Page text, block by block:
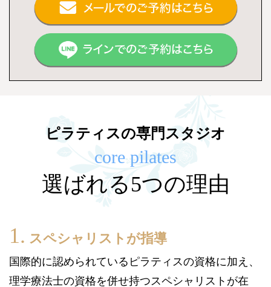
ピラティスの専門スタジオ
core pilates
選ばれる5つの理由
スペシャリストが指導
国際的に認められているピラティスの資格に加え、
理学療法士の資格を併せ持つスペシャリストが在